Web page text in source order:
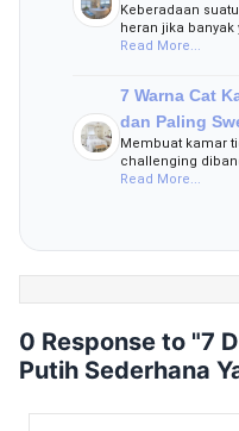
Keberadaan
heran jika
Read More...
7 Warna Cat
dan Paling
Membuat kamar
challenging
Read More...
0 Response to "7
Putih Sederhana